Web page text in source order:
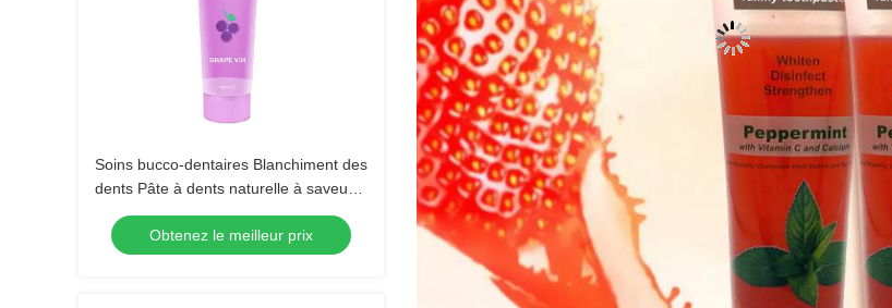
Soins bucco-dentaires Blanchiment des
dents Pâte à dents naturelle à saveur
de fruits pour tous les âges
Obtenez le meilleur prix